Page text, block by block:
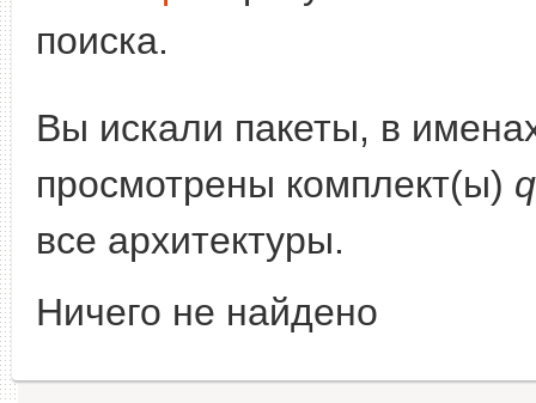
поиска.
Вы искали пакеты, в
просмотрены комплект(ы)
все архитектуры.
Ничего не найдено